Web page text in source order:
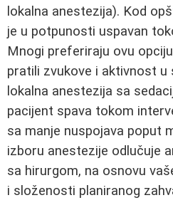
lokalna anestezija). Kod
je u potpunosti uspavan
Mnogi preferiraju ovu
pratili zvukove i aktivnost u
lokalna anestezija sa
pacijent spava tokom
sa manje nuspojava poput
izboru anestezije odlučuje
sa hirurgom, na osnovu
i složenosti planiranog